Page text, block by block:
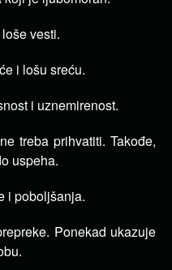
vesti.
i lošu sreću.
i uznemirenost.
treba prihvatiti. Takođe,
uspeha.
i poboljšanja.
Ponekad ukazuje